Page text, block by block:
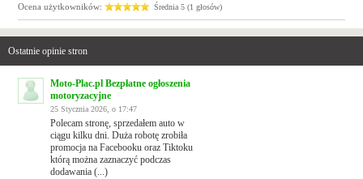
Ocena użytkowników:
Średnia 5 (1 głosów)
Ostatnie opinie stron
Moto-Plac.pl Bezpłatne ogłoszenia
motoryzacyjne
25 Stycznia 2026, o 17:47
Polecam stronę, sprzedałem auto w
ciągu kilku dni. Duża robotę zrobiła
promocja na Facebooku oraz Tiktoku
którą można zaznaczyć podczas
dodawania (...)